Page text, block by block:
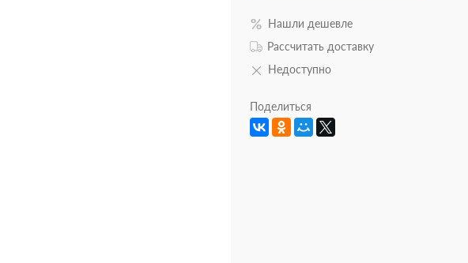
Нашли дешевле
Рассчитать доставку
Недоступно
Поделиться